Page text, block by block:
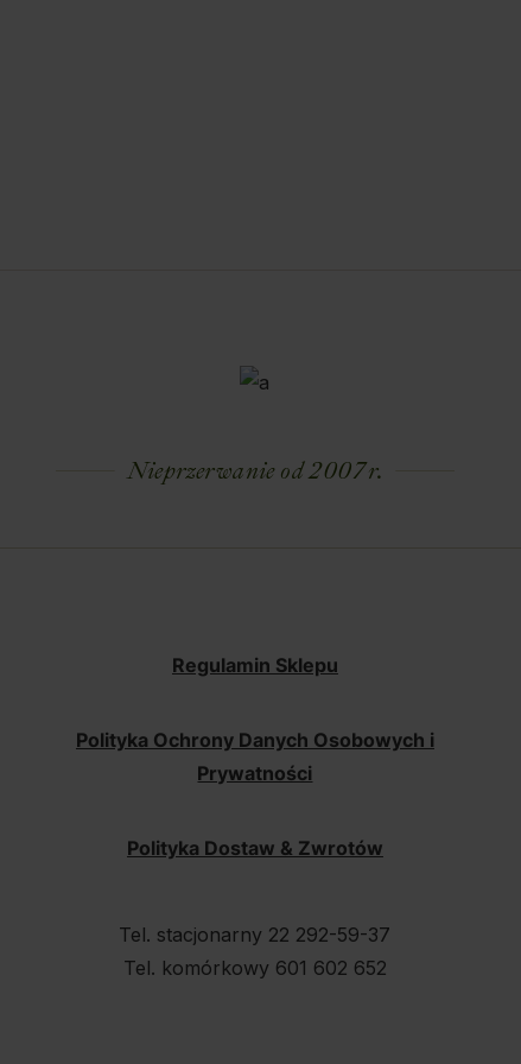
Nieprzerwanie od 2007 r.
Regulamin Sklepu
Polityka Ochrony Danych Osobowych i
Prywatności
Polityka Dostaw & Zwrotów
Tel. stacjonarny 22 292-59-37
Tel. komórkowy 601 602 652